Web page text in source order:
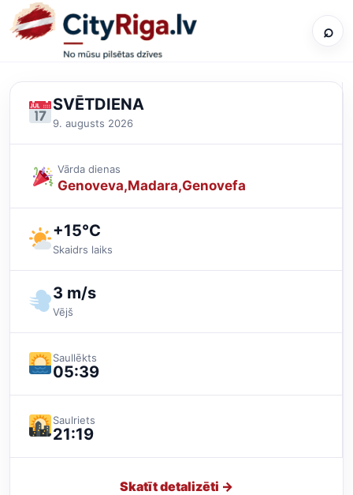
⌕
SVĒTDIENA
9. augusts 2026
Vārda dienas
Genoveva Madara Genovefa
+15°C
Skaidrs laiks
3 m/s
Vējš
Saullēkts
05:39
Saulriets
21:19
Skatīt detalizēti →